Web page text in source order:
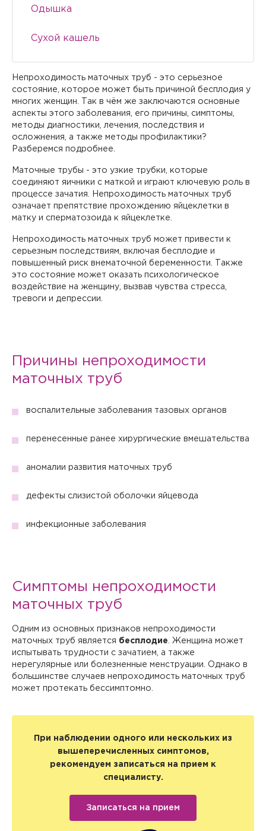
Одышка
Сухой кашель
Непроходимость маточных труб - это серьезное
состояние, которое может быть причиной бесплодия у
многих женщин. Так в чём же заключаются основные
аспекты этого заболевания, его причины, симптомы,
методы диагностики, лечения, последствия и
осложнения, а также методы профилактики?
Разберемся подробнее.
Маточные трубы - это узкие трубки, которые
соединяют яичники с маткой и играют ключевую роль в
процессе зачатия. Непроходимость маточных труб
означает препятствие прохождению яйцеклетки в
матку и сперматозоида к яйцеклетке.
Непроходимость маточных труб может привести к
серьезным последствиям, включая бесплодие и
повышенный риск внематочной беременности. Также
это состояние может оказать психологическое
воздействие на женщину, вызвав чувства стресса,
тревоги и депрессии.
Причины непроходимости
маточных труб
воспалительные заболевания тазовых органов
перенесенные ранее хирургические вмешательства
аномалии развития маточных труб
дефекты слизистой оболочки яйцевода
инфекционные заболевания
Симптомы непроходимости
маточных труб
Одним из основных признаков непроходимости
маточных труб является бесплодие . Женщина может
испытывать трудности с зачатием, а также
нерегулярные или болезненные менструации. Однако в
большинстве случаев непроходимость маточных труб
может протекать бессимптомно.
При наблюдении одного или нескольких из
вышеперечисленных симптомов,
рекомендуем записаться на прием к
специалисту.
Записаться на прием